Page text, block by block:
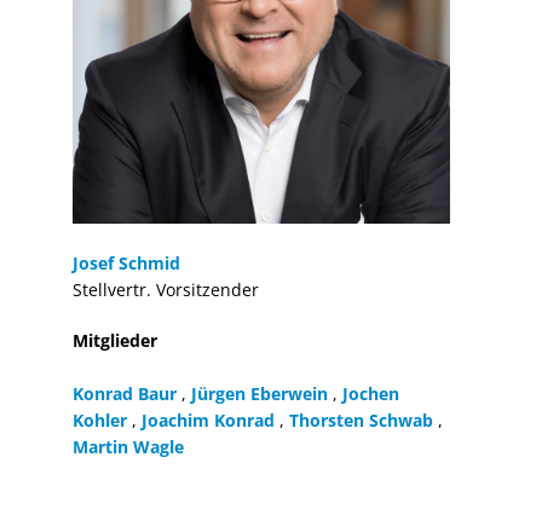
Josef Schmid
Stellvertr. Vorsitzender
Mitglieder
Konrad Baur , Jürgen Eberwein , Jochen
Kohler , Joachim Konrad , Thorsten Schwab ,
Martin Wagle